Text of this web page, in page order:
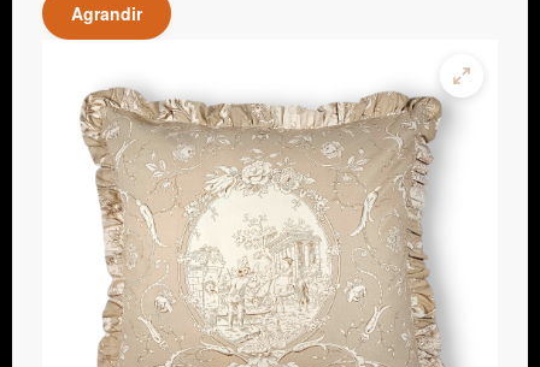
Agrandir